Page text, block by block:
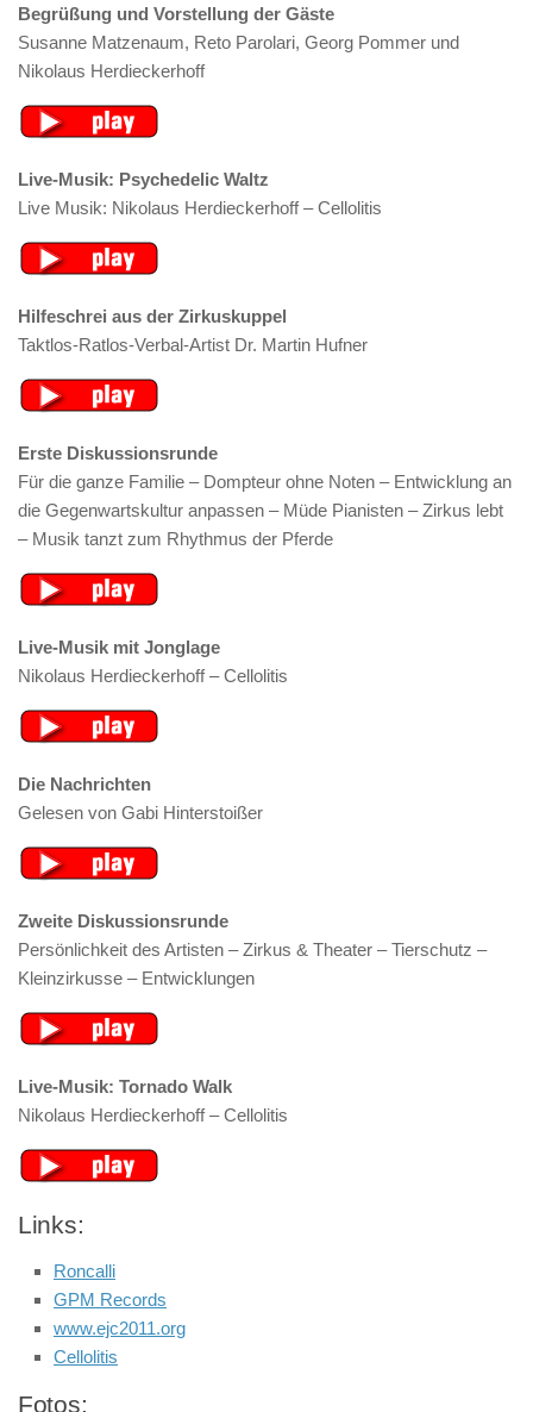
Begrüßung und Vorstellung der Gäste
Susanne Matzenaum, Reto Parolari, Georg Pommer und
Nikolaus Herdieckerhoff
Live-Musik: Psychedelic Waltz
Live Musik: Nikolaus Herdieckerhoff – Cellolitis
Hilfeschrei aus der Zirkuskuppel
Taktlos-Ratlos-Verbal-Artist Dr. Martin Hufner
Erste Diskussionsrunde
Für die ganze Familie – Dompteur ohne Noten – Entwicklung an
die Gegenwartskultur anpassen – Müde Pianisten – Zirkus lebt
– Musik tanzt zum Rhythmus der Pferde
Live-Musik mit Jonglage
Nikolaus Herdieckerhoff – Cellolitis
Die Nachrichten
Gelesen von Gabi Hinterstoißer
Zweite Diskussionsrunde
Persönlichkeit des Artisten – Zirkus & Theater – Tierschutz –
Kleinzirkusse – Entwicklungen
Live-Musik: Tornado Walk
Nikolaus Herdieckerhoff – Cellolitis
Links:
Roncalli
GPM Records
www.ejc2011.org
Cellolitis
Fotos: